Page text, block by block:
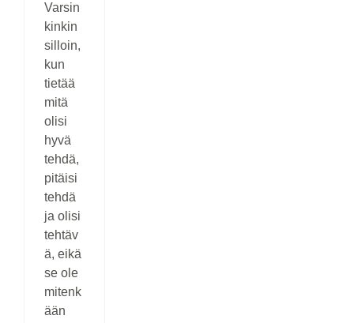
Varsin
kinkin
silloin,
kun
tietää
mitä
olisi
hyvä
tehdä,
pitäisi
tehdä
ja olisi
tehtäv
ä, eikä
se ole
mitenk
ään